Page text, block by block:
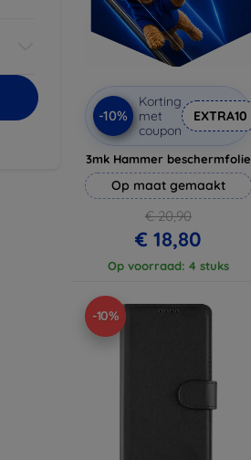
-10%
Korting
met
coupon
EXTRA10
3mk Hammer beschermfolie
Op maat gemaakt
€ 20,90
€ 18,80
Op voorraad: 4 stuks
-10%